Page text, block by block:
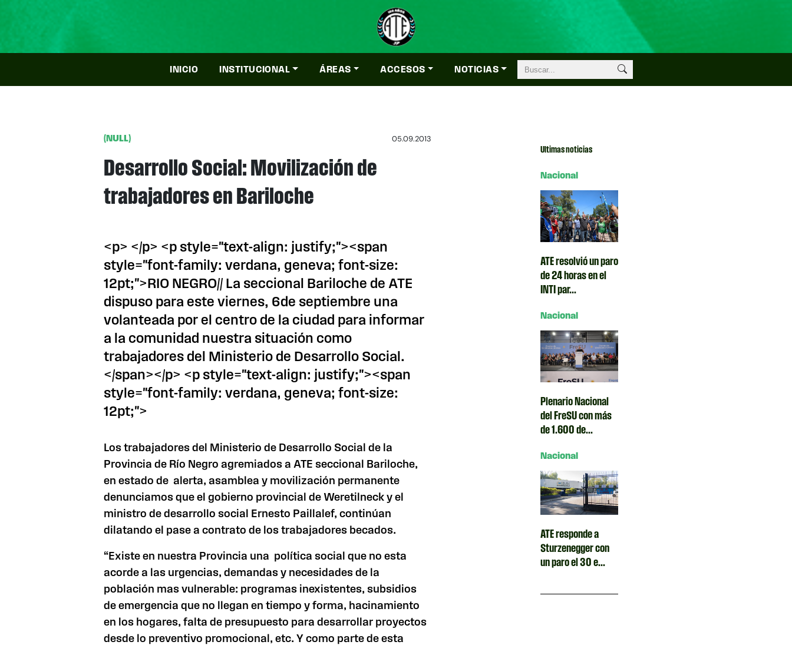
INICIO INSTITUCIONAL ÁREAS ACCESOS NOTICIAS
(NULL) 05.09.2013
Desarrollo Social: Movilización de
trabajadores en Bariloche
<p> </p> <p style="text-align: justify;"><span
style="font-family: verdana, geneva; font-size:
12pt;">RIO NEGRO// La seccional Bariloche de ATE
dispuso para este viernes, 6de septiembre una
volanteada por el centro de la ciudad para informar
a la comunidad nuestra situación como
trabajadores del Ministerio de Desarrollo Social.
</span></p> <p style="text-align: justify;"><span
style="font-family: verdana, geneva; font-size:
12pt;">
Los trabajadores del Ministerio de Desarrollo Social de la
Provincia de Río Negro agremiados a ATE seccional Bariloche,
en estado de alerta, asamblea y movilización permanente
denunciamos que el gobierno provincial de Weretilneck y el
ministro de desarrollo social Ernesto Paillalef, continúan
dilatando el pase a contrato de los trabajadores becados.
“Existe en nuestra Provincia una política social que no esta
acorde a las urgencias, demandas y necesidades de la
población mas vulnerable: programas inexistentes, subsidios
de emergencia que no llegan en tiempo y forma, hacinamiento
en los hogares, falta de presupuesto para desarrollar proyectos
desde lo preventivo promocional, etc. Y como parte de esta
Ultimas noticias
Nacional
ATE resolvió un paro
de 24 horas en el
INTI par...
Nacional
Plenario Nacional
del FreSU con más
de 1.600 de...
Nacional
ATE responde a
Sturzenegger con
un paro el 30 e...